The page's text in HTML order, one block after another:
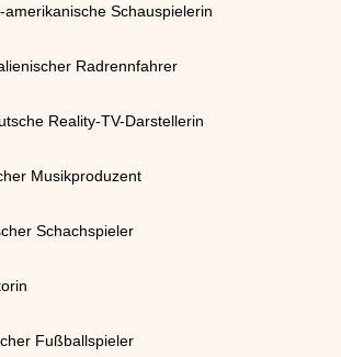
amerikanische Schauspielerin
Radrennfahrer
Reality-TV-Darstellerin
Musikproduzent
Schachspieler
Fußballspieler